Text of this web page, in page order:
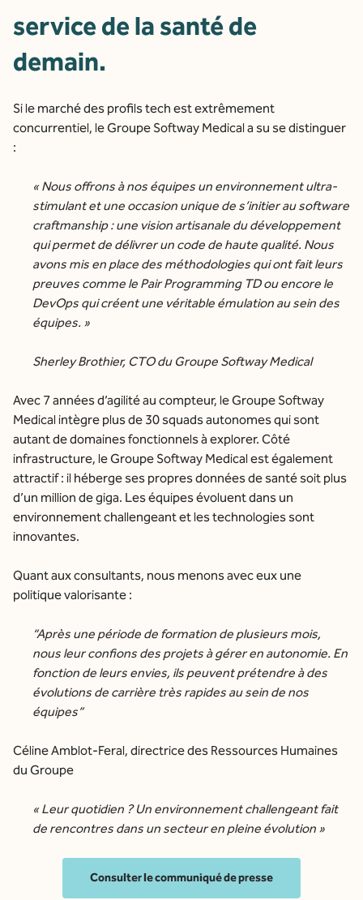
service de la santé de
demain.
Si le marché des profils tech est extrêmement
concurrentiel, le Groupe Softway Medical a su se distinguer
:
«Nous offrons à nos équipes un environnement ultra-
stimulant et une occasion unique de s’initier au software
craftmanship : une vision artisanale du développement
qui permet de délivrer un code de haute qualité. Nous
avons mis en place des méthodologies qui ont fait leurs
preuves comme le Pair Programming TD ou encore le
DevOps qui créent une véritable émulation au sein des
équipes. »
Sherley Brothier, CTO du Groupe Softway Medical
Avec 7 années d’agilité au compteur, le Groupe Softway
Medical intègre plus de 30 squads autonomes qui sont
autant de domaines fonctionnels à explorer. Côté
infrastructure, le Groupe Softway Medical est également
attractif : il héberge ses propres données de santé soit plus
d’un million de giga. Les équipes évoluent dans un
environnement challengeant et les technologies sont
innovantes.
Quant aux consultants, nous menons avec eux une
politique valorisante :
“Après une période de formation de plusieurs mois,
nous leur confions des projets à gérer en autonomie. En
fonction de leurs envies, ils peuvent prétendre à des
évolutions de carrière très rapides au sein de nos
équipes”
Céline Amblot-Feral, directrice des Ressources Humaines
du Groupe
«Leur quotidien ? Un environnement challengeant fait
de rencontres dans un secteur en pleine évolution »
Consulter le communiqué de presse